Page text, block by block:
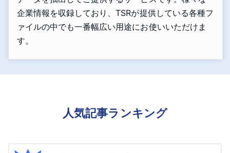
企業情報を収録しており、TSRが提供している各種フ
ァイルの中でも一番幅広い用途にお使いいただけま
す。
人気記事ランキング